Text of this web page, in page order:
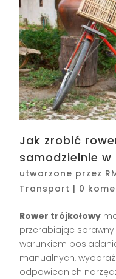
Jak zrobić
samodzielnie w
utworzone przez
Transport | 0
Rower trójkołowy
przerabiając sprawny
warunkiem
manualnych,
odpowiednich